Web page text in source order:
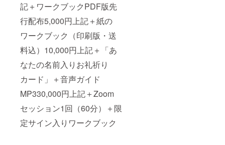
記＋ワークブックPDF版先
行配布5,000円上記＋紙の
ワークブック（印刷版・送
料込）10,000円上記＋「あ
なたの名前入りお礼祈り
カード」＋音声ガイド
MP330,000円上記＋Zoom
セッション1回（60分）＋限
定サイン入りワークブック